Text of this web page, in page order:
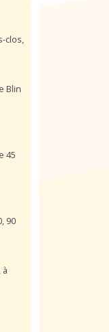
clos,
Blin
45
90
à